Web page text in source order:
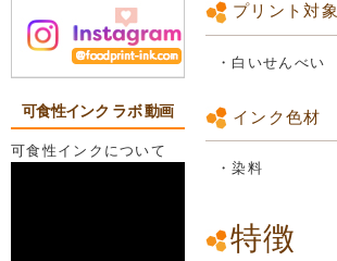
可食性インク ラボ 動画
可食性インクについて
プリント対象
・白いせんべい
インク色材
・染料
特徴